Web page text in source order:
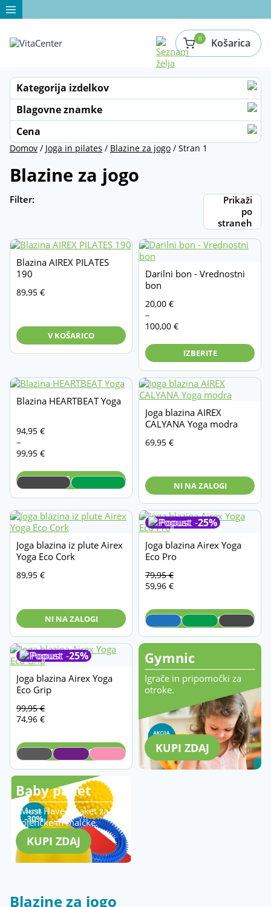
Skip
to
Košarica
0
Kategorija izdelkov
Blazine
Fitnes in vadba doma
Joga in pilates
Blazine za jogo
Pripomočki za rehabilitacijo
Zdrav razvoj otroka
PAKETI / Akcije
Blagovne znamke
Airex
BlackBoard
BOSU
Gymnic
Lastna proizvodnja Vita
Sportec
Theraband
Cena
Domov / Joga in pilates / Blazine za jogo / Stran 1
Blazine za jogo
Filter:
Prikaži
po
straneh
Blazina AIREX PILATES
190
89,95 €
V KOŠARICO
Darilni bon - Vrednostni
bon
20,00 €
–
100,00 €
Cenovni
razpon:
od
do
100,00 €
IZBERITE
Blazina HEARTBEAT Yoga
94,95 €
–
99,95 €
Cenovni
razpon:
od
do
99,95 €
V KOŠARICO
Joga blazina AIREX
CALYANA Yoga modra
69,95 €
NI NA ZALOGI
Joga blazina iz plute Airex
Yoga Eco Cork
89,95 €
NI NA ZALOGI
Joga blazina Airex Yoga
Eco Pro
79,95€
Izvirna
cena
bila:
79,95 €
59,96 €
Trenutna
cena
59,96 €
V KOŠARICO
Popust -25%
Joga blazina Airex Yoga
Eco Grip
99,95€
Izvirna
cena
bila:
99,95 €
74,96 €
Trenutna
cena
74,96 €
V KOŠARICO
Popust -25% Gymnic
Igrače in pripomočki za
otroke.
KUPI ZDAJ
Baby paket
»Must Have« paket za
dojenčke in malčke.
KUPI ZDAJ
Blazine za jogo